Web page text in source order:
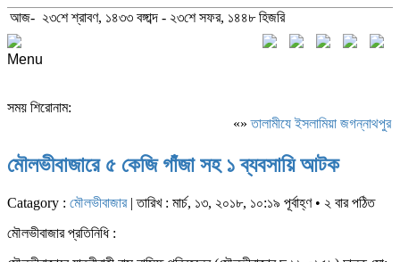
আজ- ২৩শে শ্রাবণ, ১৪৩৩ বঙ্গাব্দ - ২৩শে সফর, ১৪৪৮ হিজরি
Menu
সময় শিরোনাম:
«»‎তালামীযে ইসলামিয়া জগন্নাথপুর
মৌলভীবাজারে ৫ কেজি গাঁজা সহ ১ ব্যবসায়ি আটক
Catagory : মৌলভীবাজার| তারিখ : মার্চ, ১৩, ২০১৮, ১০:১৯ পূর্বাহ্ণ • ২ বার পঠিত
মৌলভীবাজার প্রতিনিধি :